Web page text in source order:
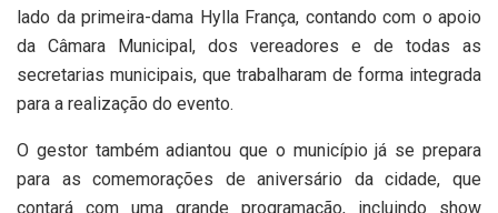
lado da primeira-dama Hylla França, contando com o apoio
da Câmara Municipal, dos vereadores e de todas as
secretarias municipais, que trabalharam de forma integrada
para a realização do evento.
O gestor também adiantou que o município já se prepara
para as comemorações de aniversário da cidade, que
contará com uma grande programação, incluindo show